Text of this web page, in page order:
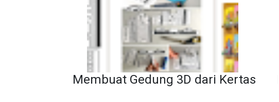
Membuat Gedung 3D dari Kertas